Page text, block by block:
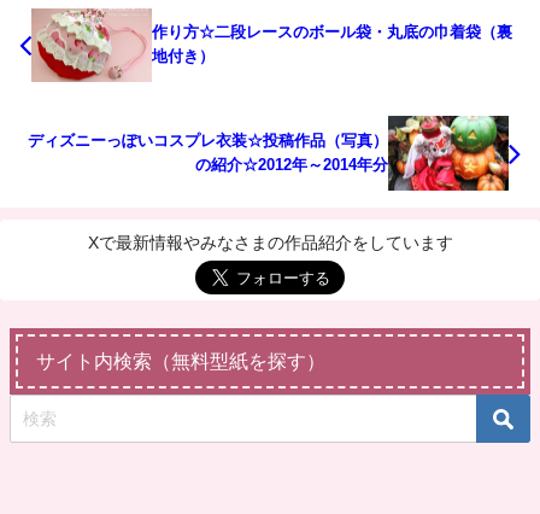
作り方☆二段レースのボール袋・丸底の巾着袋（裏
地付き）
ディズニーっぽいコスプレ衣装☆投稿作品（写真）
の紹介☆2012年～2014年分
Xで最新情報やみなさまの作品紹介をしています
サイト内検索（無料型紙を探す）